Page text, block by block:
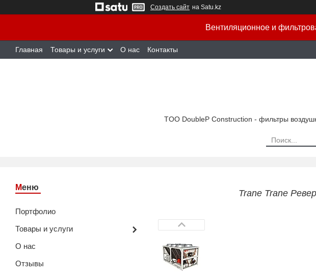
Создать сайт на Satu.kz
Вентиляционное и
Главная Товары и услуги О нас Контакты
TOO DoubleP Construction - фильтры
Портфолио
Товары и услуги
О нас
Отзывы
Trane Trane